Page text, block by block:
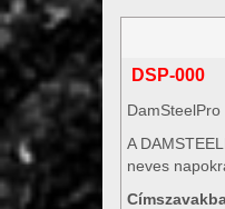
DSP-000
A
neves